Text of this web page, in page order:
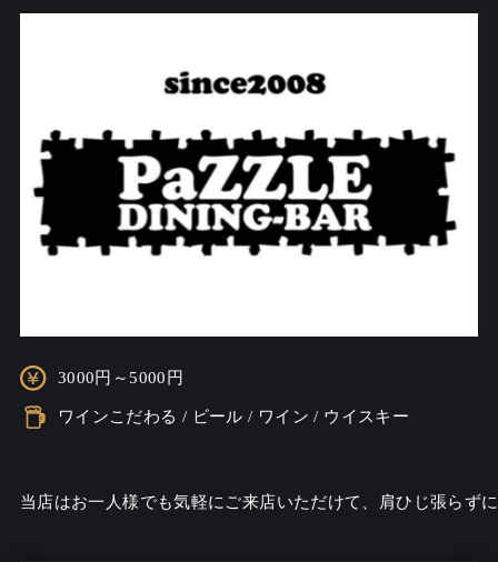
3000円～5000円
ワインこだわる / ビール / ワイン / ウイスキー
当店はお一人様でも気軽にご来店いただけて、肩ひじ張らず